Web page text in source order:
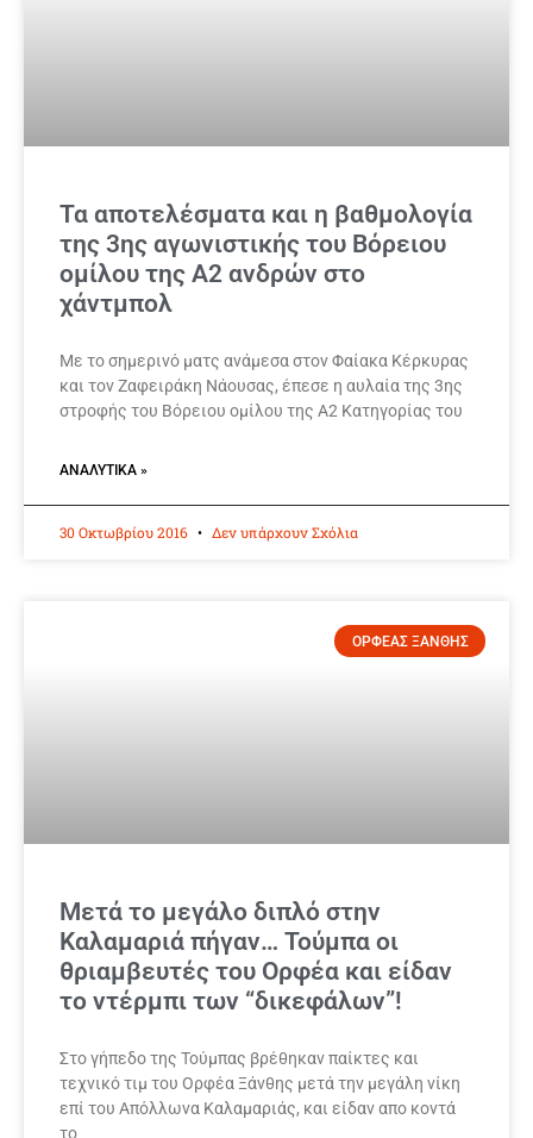
Τα αποτελέσματα και η βαθμολογία
της 3ης αγωνιστικής του Βόρειου
ομίλου της Α2 ανδρών στο
χάντμπολ
Με το σημερινό ματς ανάμεσα στον Φαίακα Κέρκυρας
και τον Ζαφειράκη Νάουσας, έπεσε η αυλαία της 3ης
στροφής του Βόρειου ομίλου της Α2 Κατηγορίας του
ΑΝΑΛΥΤΙΚΆ »
30 Οκτωβρίου 2016 Δεν υπάρχουν Σχόλια
ΟΡΦΕΑΣ ΞΑΝΘΗΣ
Μετά το μεγάλο διπλό στην
Καλαμαριά πήγαν… Τούμπα οι
θριαμβευτές του Ορφέα και είδαν
το ντέρμπι των “δικεφάλων”!
Στο γήπεδο της Τούμπας βρέθηκαν παίκτες και
τεχνικό τιμ του Ορφέα Ξάνθης μετά την μεγάλη νίκη
επί του Απόλλωνα Καλαμαριάς, και είδαν απο κοντά
το